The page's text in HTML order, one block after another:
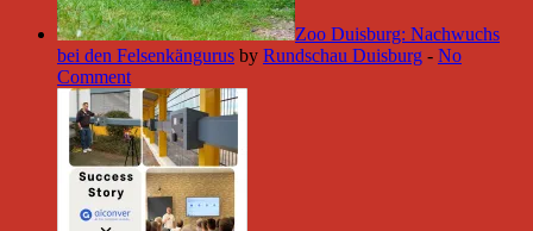
Zoo Duisburg: Nachwuchs
bei den Felsenkängurus by Rundschau Duisburg - No
Comment